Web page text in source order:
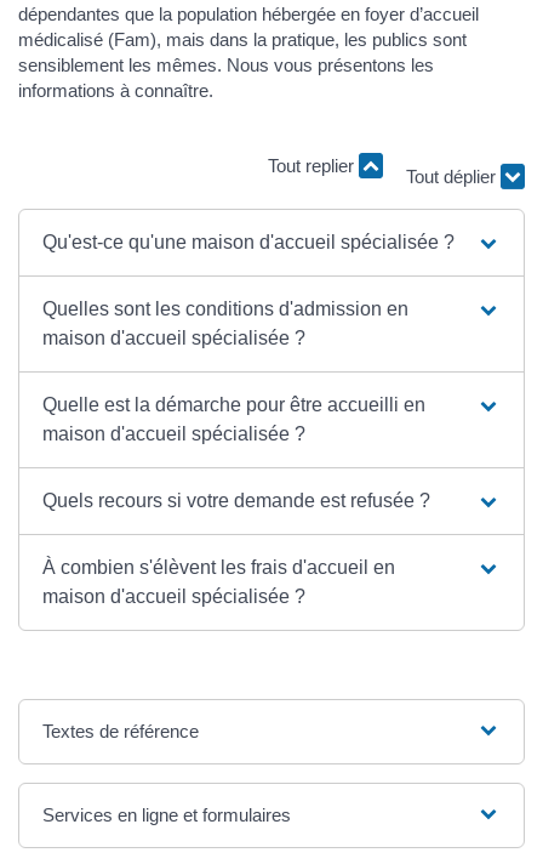
dépendantes que la population hébergée en foyer d’accueil
médicalisé (Fam), mais dans la pratique, les publics sont
sensiblement les mêmes. Nous vous présentons les
informations à connaître.
Tout replier
Tout déplier
Qu'est-ce qu'une maison d'accueil spécialisée ?
Quelles sont les conditions d'admission en
maison d'accueil spécialisée ?
Quelle est la démarche pour être accueilli en
maison d'accueil spécialisée ?
Quels recours si votre demande est refusée ?
À combien s'élèvent les frais d'accueil en
maison d'accueil spécialisée ?
Textes de référence
Services en ligne et formulaires